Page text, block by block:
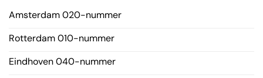
Amsterdam 020-nummer
Rotterdam 010-nummer
Eindhoven 040-nummer